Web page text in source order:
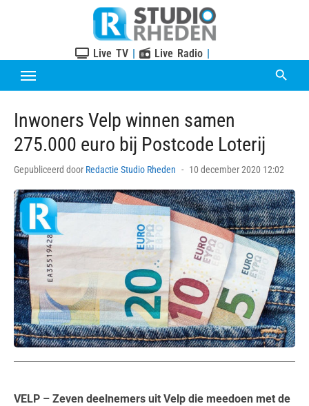
Live TV | Live Radio |
Inwoners Velp winnen samen
275.000 euro bij Postcode Loterij
Gepubliceerd door Redactie Studio Rheden
Posted
10 december 2020 12:02
VELP – Zeven deelnemers uit Velp die meedoen met de